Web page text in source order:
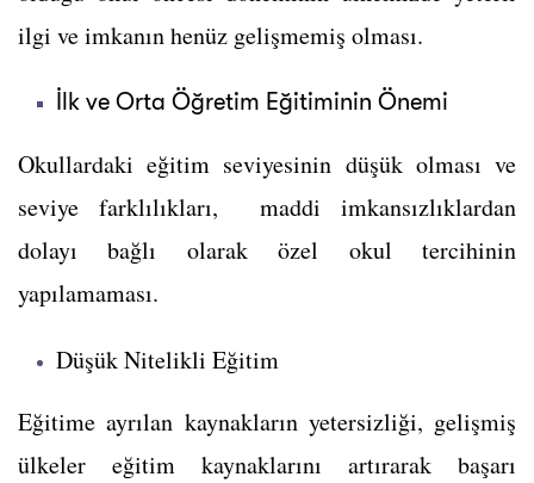
ilgi ve imkanın henüz gelişmemiş olması.
İlk ve Orta Öğretim Eğitiminin Önemi
Okullardaki eğitim seviyesinin düşük olması ve
seviye farklılıkları, maddi imkansızlıklardan
dolayı bağlı olarak özel okul tercihinin
yapılamaması.
Düşük Nitelikli Eğitim
Eğitime ayrılan kaynakların yetersizliği, gelişmiş
ülkeler eğitim kaynaklarını artırarak başarı